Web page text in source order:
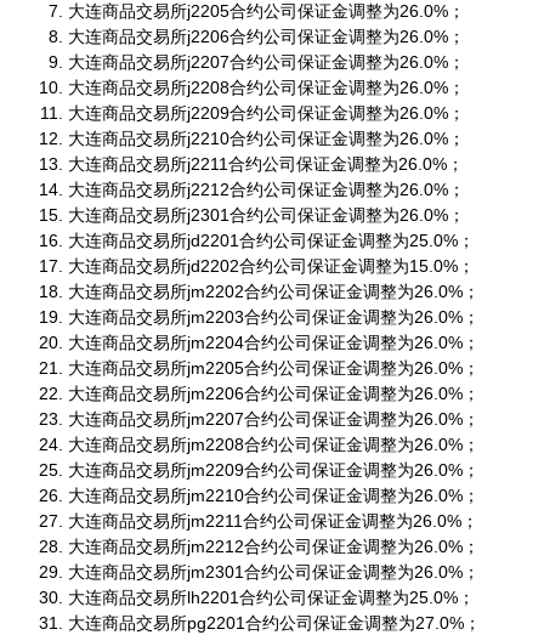
大连商品交易所j2205合约公司保证金调整为26.0%；
大连商品交易所j2206合约公司保证金调整为26.0%；
大连商品交易所j2207合约公司保证金调整为26.0%；
大连商品交易所j2208合约公司保证金调整为26.0%；
大连商品交易所j2209合约公司保证金调整为26.0%；
大连商品交易所j2210合约公司保证金调整为26.0%；
大连商品交易所j2211合约公司保证金调整为26.0%；
大连商品交易所j2212合约公司保证金调整为26.0%；
大连商品交易所j2301合约公司保证金调整为26.0%；
大连商品交易所jd2201合约公司保证金调整为25.0%；
大连商品交易所jd2202合约公司保证金调整为15.0%；
大连商品交易所jm2202合约公司保证金调整为26.0%；
大连商品交易所jm2203合约公司保证金调整为26.0%；
大连商品交易所jm2204合约公司保证金调整为26.0%；
大连商品交易所jm2205合约公司保证金调整为26.0%；
大连商品交易所jm2206合约公司保证金调整为26.0%；
大连商品交易所jm2207合约公司保证金调整为26.0%；
大连商品交易所jm2208合约公司保证金调整为26.0%；
大连商品交易所jm2209合约公司保证金调整为26.0%；
大连商品交易所jm2210合约公司保证金调整为26.0%；
大连商品交易所jm2211合约公司保证金调整为26.0%；
大连商品交易所jm2212合约公司保证金调整为26.0%；
大连商品交易所jm2301合约公司保证金调整为26.0%；
大连商品交易所lh2201合约公司保证金调整为25.0%；
大连商品交易所pg2201合约公司保证金调整为27.0%；